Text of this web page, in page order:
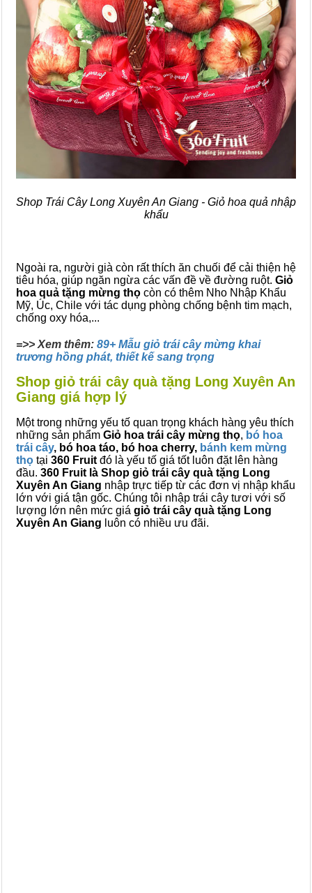
Shop Trái Cây Long Xuyên An Giang - Giỏ hoa quả nhập
khẩu
Ngoài ra, người già còn rất thích ăn chuối để cải thiện hệ
tiêu hóa, giúp ngăn ngừa các vấn đề về đường ruột. Giỏ
hoa quả tặng mừng thọ còn có thêm Nho Nhập Khẩu
Mỹ, Úc, Chile với tác dụng phòng chống bệnh tim mạch,
chống oxy hóa,...
=>> Xem thêm: 89+ Mẫu giỏ trái cây mừng khai
trương hồng phát, thiết kế sang trọng
Shop giỏ trái cây quà tặng Long Xuyên An
Giang giá hợp lý
Một trong những yếu tố quan trọng khách hàng yêu thích
những sản phẩm Giỏ hoa trái cây mừng thọ, bó hoa
trái cây, bó hoa táo, bó hoa cherry, bánh kem mừng
thọ tại 360 Fruit đó là yếu tố giá tốt luôn đặt lên hàng
đầu. 360 Fruit là Shop giỏ trái cây quà tặng Long
Xuyên An Giang nhập trực tiếp từ các đơn vị nhập khẩu
lớn với giá tận gốc. Chúng tôi nhập trái cây tươi với số
lượng lớn nên mức giá giỏ trái cây quà tặng Long
Xuyên An Giang luôn có nhiều ưu đãi.